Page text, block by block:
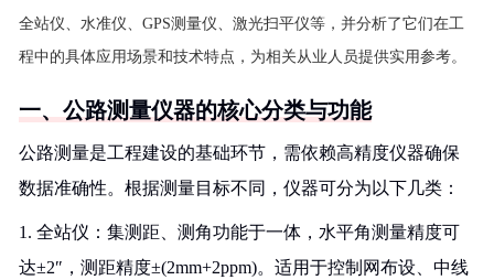
全站仪、水准仪、GPS测量仪、激光扫平仪等，并分析了它们在工
程中的具体应用场景和技术特点，为相关从业人员提供实用参考。
一、公路测量仪器的核心分类与功能
公路测量是工程建设的基础环节，需依赖高精度仪器确保
数据准确性。根据测量目标不同，仪器可分为以下几类：
1. 全站仪：集测距、测角功能于一体，水平角测量精度可
达±2″，测距精度±(2mm+2ppm)。适用于控制网布设、中线